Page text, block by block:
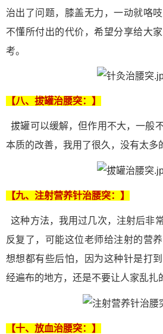
治出了问题，膝盖无力，一动就咯
不懂所付出的代价，希望分享给大
考。
【八、拔罐治腰突：】
拔罐可以缓解，但作用不大，一般
本质的改善，我用了很久，没有太多
【九、注射营养针治腰突： 】
这种方法，我用过几次，注射后非
反复了，可能这位老师给注射的营
想想都有些后怕，因为这种针是打
经遍布的地方，还是不要让人家乱扎
【十、放血治腰突：】